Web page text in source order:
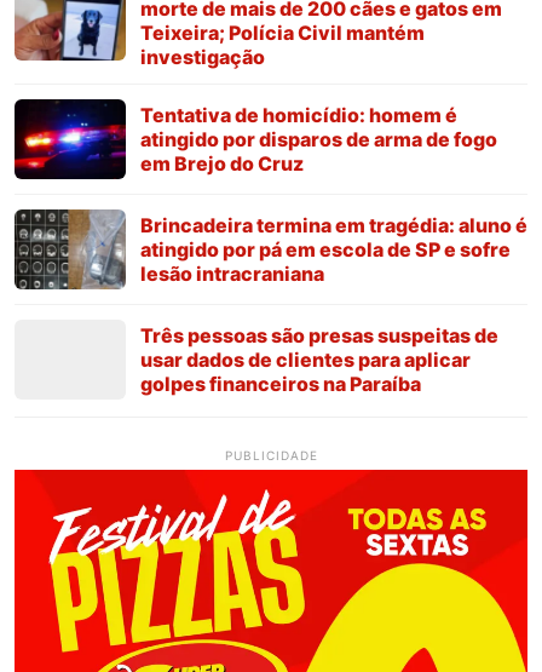
morte de mais de 200 cães e gatos em
Teixeira; Polícia Civil mantém
investigação
Tentativa de homicídio: homem é
atingido por disparos de arma de fogo
em Brejo do Cruz
Brincadeira termina em tragédia: aluno é
atingido por pá em escola de SP e sofre
lesão intracraniana
Três pessoas são presas suspeitas de
usar dados de clientes para aplicar
golpes financeiros na Paraíba
PUBLICIDADE